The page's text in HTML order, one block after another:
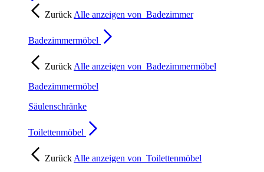
Zurück Alle anzeigen von Badezimmer
Badezimmermöbel
Zurück Alle anzeigen von Badezimmermöbel
Badezimmermöbel
Säulenschränke
Toilettenmöbel
Zurück Alle anzeigen von Toilettenmöbel